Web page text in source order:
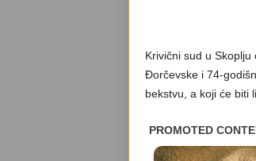
Krivični sud u
Đorčevske i 74-
bekstvu, a koji će biti